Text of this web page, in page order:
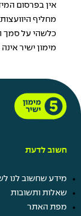
אין בפרסום
מחליף
כלשהי על סמך
מימון ישיר
חשוב לדעת
מידע שחשוב לנו
שאלות ותשובות
מפת האתר